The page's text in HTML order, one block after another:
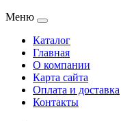
Меню
Каталог
Главная
О компании
Карта сайта
Оплата и доставка
Контакты